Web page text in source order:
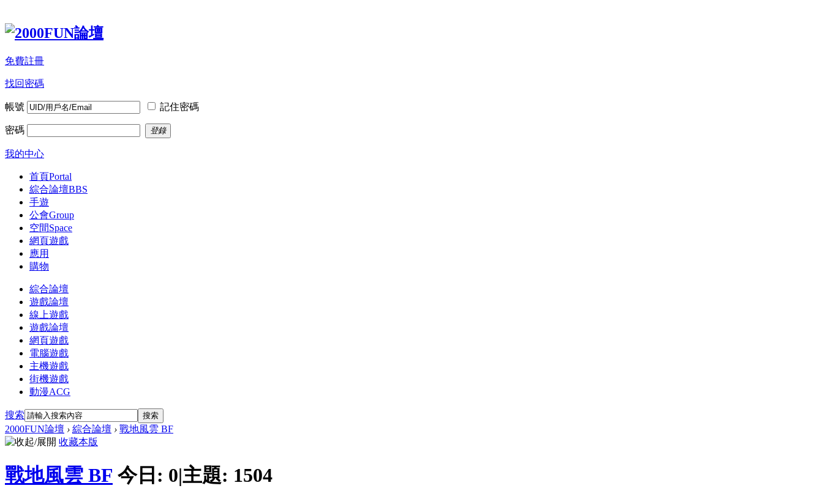
免費註冊
找回密碼
帳號 記住密碼
密碼 登錄
我的中心
首頁Portal
綜合論壇BBS
手遊
公會Group
空間Space
網頁遊戲
應用
購物
綜合論壇
遊戲論壇
線上遊戲
遊戲論壇
網頁遊戲
電腦遊戲
主機遊戲
街機遊戲
動漫ACG
搜索 搜索
2000FUN論壇 › 綜合論壇 › 戰地風雲 BF
收藏本版
戰地風雲 BF 今日: 0|主題: 1504